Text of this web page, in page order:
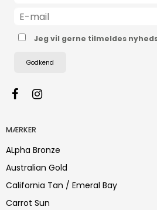
Jeg vil gerne tilmeldes
Godkend
MÆRKER
ALpha Bronze
Australian Gold
California Tan / Emeral Bay
Carrot Sun